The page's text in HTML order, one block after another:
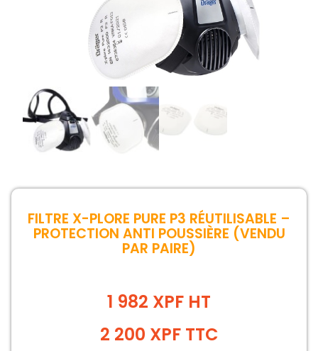
FILTRE X-PLORE PURE P3 RÉUTILISABLE –
PROTECTION ANTI POUSSIÈRE (VENDU
PAR PAIRE)
1 982 XPF HT
2 200 XPFTTC